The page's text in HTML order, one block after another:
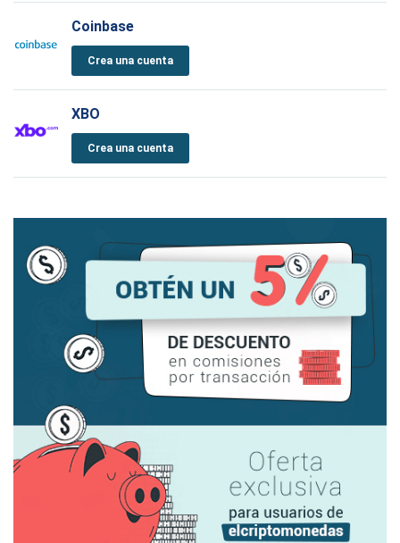
Coinbase
Crea una cuenta
XBO
Crea una cuenta